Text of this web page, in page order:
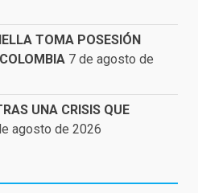
TOMA POSESIÓN
7 de agosto de
UNA CRISIS QUE
agosto de 2026